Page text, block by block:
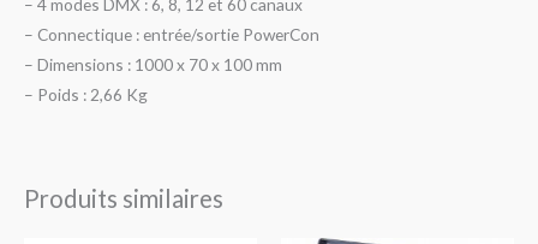
– 4 modes DMX : 6, 8, 12 et 60 canaux
– Connectique : entrée/sortie PowerCon
– Dimensions : 1000 x 70 x 100 mm
– Poids : 2,66 Kg
Produits similaires